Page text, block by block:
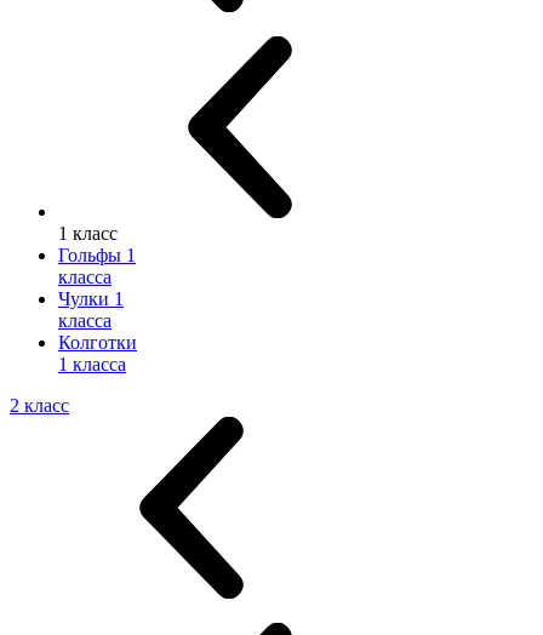
1 класс
Гольфы 1
класса
Чулки 1
класса
Колготки
1 класса
2 класс